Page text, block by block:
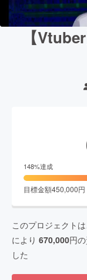
【
148%達成
目標金額450,000円
このプロジェクトは
により 670,000円
した